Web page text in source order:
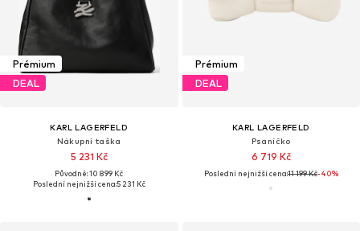
Prémium
DEAL
KARL LAGERFELD
Nákupní taška
5 231 Kč
Původně: 10 899 Kč
Poslední nejnižší cena:5 231 Kč
Prémium
DEAL
KARL LAGERFELD
Psaníčko
6 719 Kč
Poslední nejnižší cena:11 199 Kč-40%